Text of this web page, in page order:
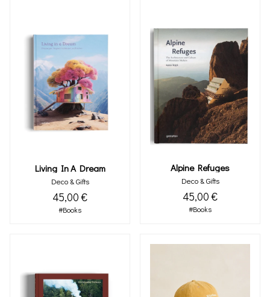
Living In A Dream
Deco & Gifts
45,00 €
#Books
Alpine Refuges
Deco & Gifts
45,00 €
#Books